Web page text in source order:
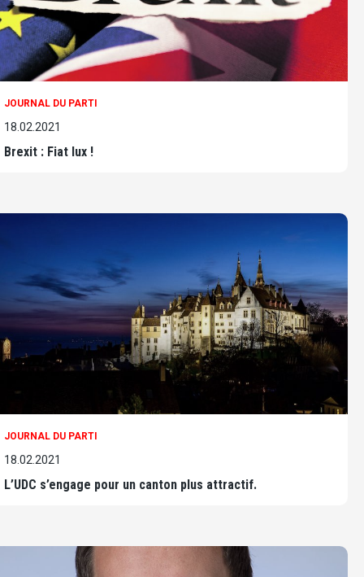
JOURNAL DU PARTI
18.02.2021
Brexit : Fiat lux !
JOURNAL DU PARTI
18.02.2021
L’UDC s’engage pour un canton plus attractif.